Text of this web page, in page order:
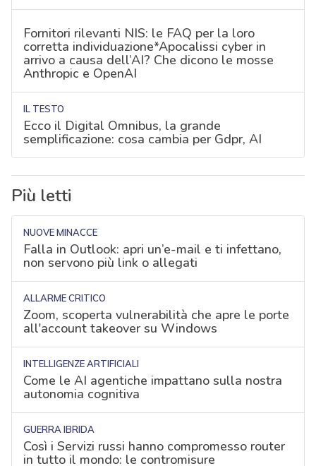
Fornitori rilevanti NIS: le FAQ per la loro
corretta individuazione*Apocalissi cyber in
arrivo a causa dell’AI? Che dicono le mosse
Anthropic e OpenAI
IL TESTO
Ecco il Digital Omnibus, la grande
semplificazione: cosa cambia per Gdpr, AI
Più letti
NUOVE MINACCE
Falla in Outlook: apri un’e-mail e ti infettano,
non servono più link o allegati
ALLARME CRITICO
Zoom, scoperta vulnerabilità che apre le porte
all'account takeover su Windows
INTELLIGENZE ARTIFICIALI
Come le AI agentiche impattano sulla nostra
autonomia cognitiva
GUERRA IBRIDA
Così i Servizi russi hanno compromesso router
in tutto il mondo: le contromisure